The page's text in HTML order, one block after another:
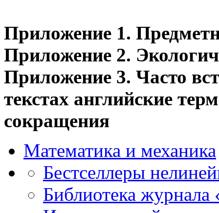
Приложение 1.
Приложение 2.
Приложение 3. Часто
текстах английские
сокращения
Математика и механика
Бестселлеры
Библиотека